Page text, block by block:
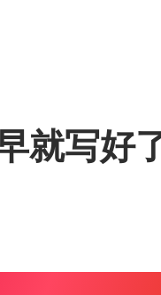
就写好